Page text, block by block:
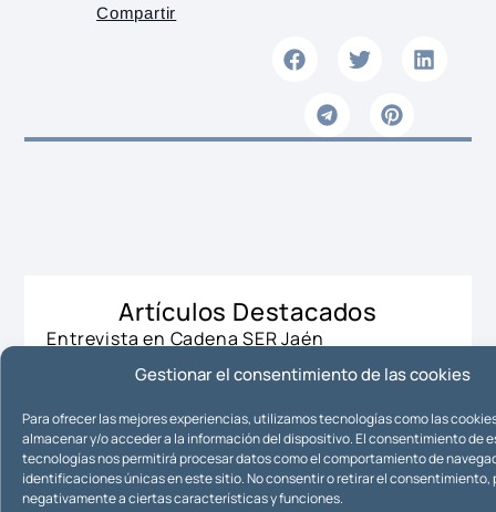
Gestionar el consentimiento de las cookies
Para ofrecer las mejores experiencias, utilizamos tecnologías como las
almacenar y/o acceder a la información del dispositivo. El consentimiento de
tecnologías nos permitirá procesar datos como el comportamiento de
identificaciones únicas en este sitio. No consentir o retirar el consentimiento,
negativamente a ciertas características y funciones.
Compartir
Artículos Destacados
Entrevista en Cadena SER Jaén
Entrada en vigor de la ley «Antidesahucios»
16/12/2015